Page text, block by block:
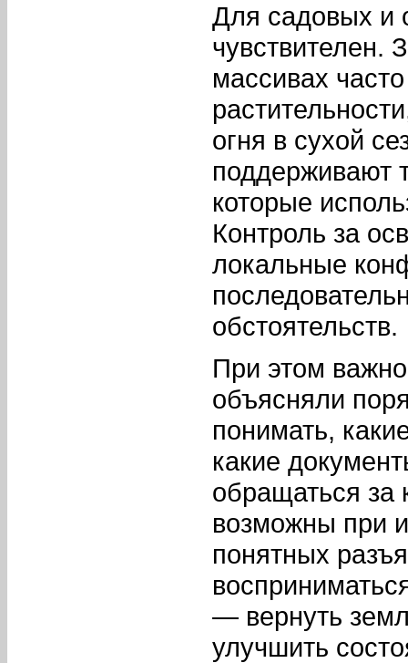
Для садовых и
чувствителен.
массивах
огня в сухой
поддерживают
которые
Контроль за
локальные
обстоятельств.
При этом
объясняли
понимать,
какие
обращаться за
возможны при
понятных
— вернуть
улучшить